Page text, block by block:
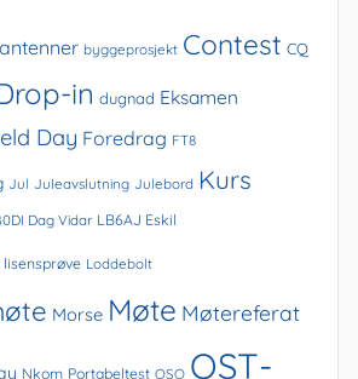
antenner byggeprosjekt Contest CQ
in dugnad Eksamen
Day Foredrag FT8
Jul Juleavslutning Julebord Kurs
Dag Vidar LB6AJ Eskil
lisensprøve Loddebolt
Morse Møte Møtereferat
Nkom Portabeltest QSO QST-